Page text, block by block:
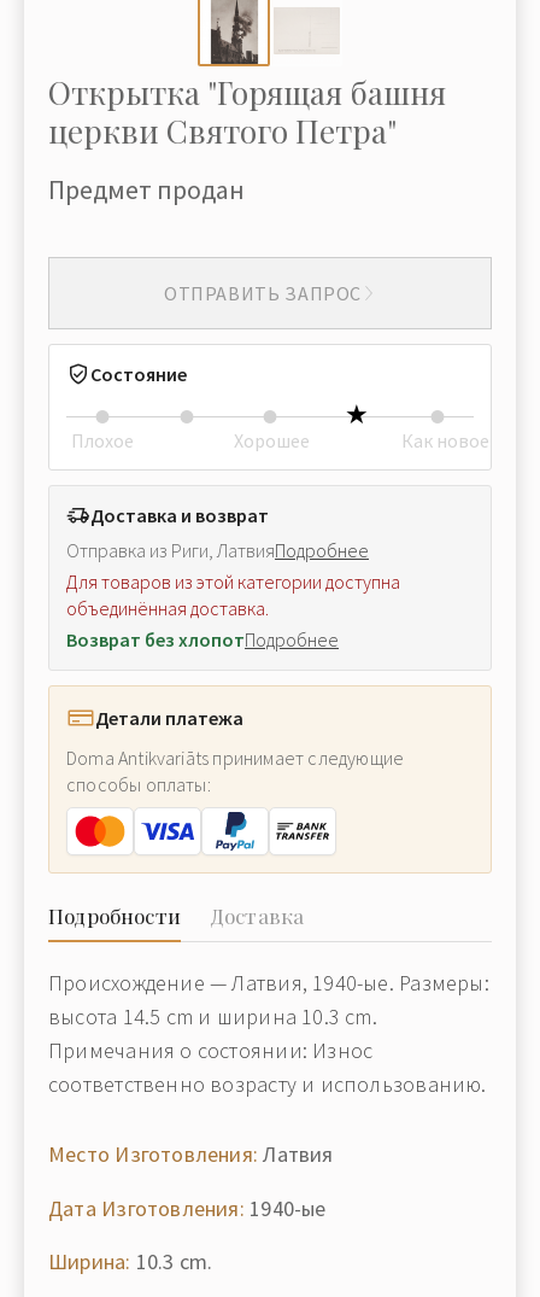
Открытка "Горящая башня
церкви Святого Петра"
Предмет продан
ОТПРАВИТЬ ЗАПРОС
Состояние
Плохое Хорошее Как новое
Доставка и возврат
Отправка из Риги, ЛатвияПодробнее
Для товаров из этой категории доступна
объединённая доставка.
Возврат без хлопотПодробнее
Детали платежа
Doma Antikvariāts принимает следующие
способы оплаты:
Подробности Доставка
Происхождение — Латвия, 1940-ые. Размеры:
высота 14.5 cm и ширина 10.3 cm.
Примечания о состоянии: Износ
соответственно возрасту и использованию.
Место Изготовления: Латвия
Дата Изготовления: 1940-ые
Ширина: 10.3 cm.